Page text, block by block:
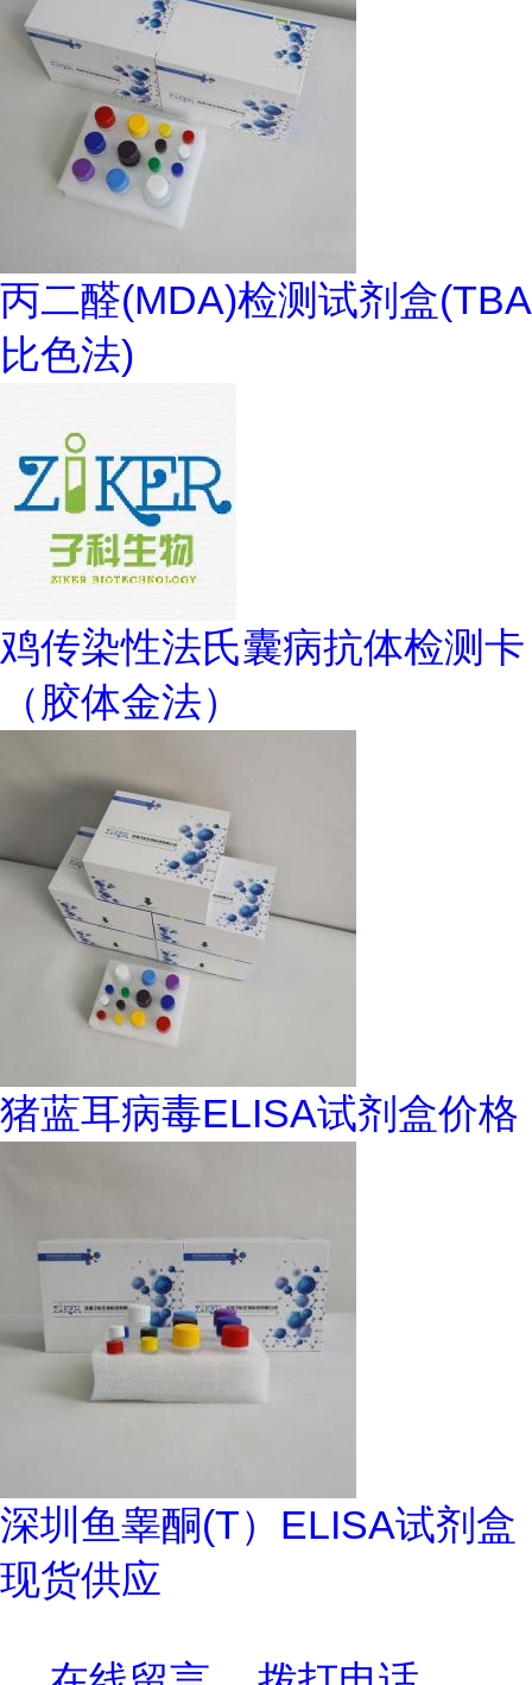
丙二醛(MDA)检测试剂盒(TBA
比色法)
鸡传染性法氏囊病抗体检测卡
（胶体金法）
猪蓝耳病毒ELISA试剂盒价格
深圳鱼睾酮(T）ELISA试剂盒
现货供应